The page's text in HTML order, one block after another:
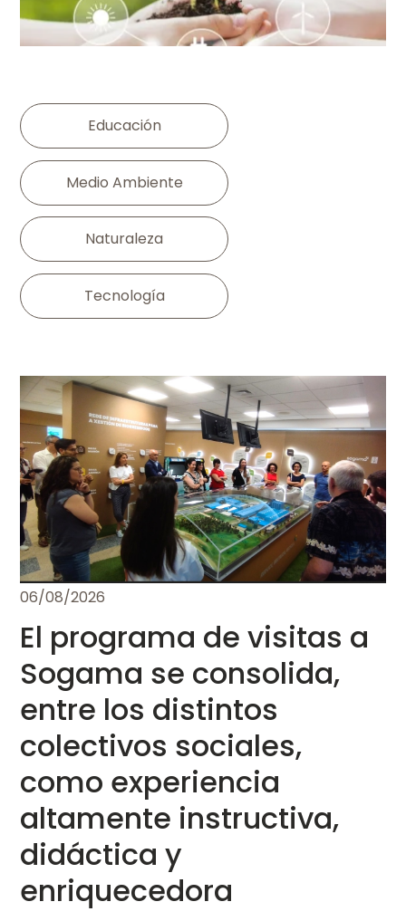
Educación
Medio Ambiente
Naturaleza
Tecnología
06/08/2026
El programa de visitas a
Sogama se consolida,
entre los distintos
colectivos sociales,
como experiencia
altamente instructiva,
didáctica y
enriquecedora